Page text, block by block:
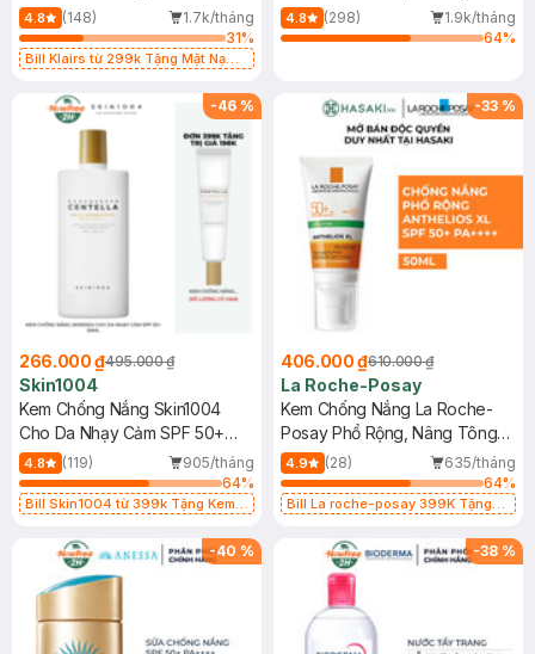
4.8 (148)
1.7k/tháng
31%
Bill Klairs từ 299k Tặng Mặt Nạ
25ml (SL Có Hạn)
400ml
4.8 (298)
1.9k/tháng
64%
-46 %
266.000 ₫495.000 ₫
Skin1004
Kem Chống Nắng Skin1004
Cho Da Nhạy Cảm SPF 50+
50ml
4.8 (119)
905/tháng
64%
Bill Skin1004 từ 399k Tặng Kem
SPF 50+ 20ml (SL Có Hạn)
-33 %
406.000 ₫610.000 ₫
La Roche-Posay
Kem Chống Nắng La Roche-
Posay Phổ Rộng, Nâng Tông
Kiềm Dầu 50ml
4.9 (28)
635/tháng
64%
Bill La roche-posay 399K Tặng
(SL có hạn)
-40 % -38 %